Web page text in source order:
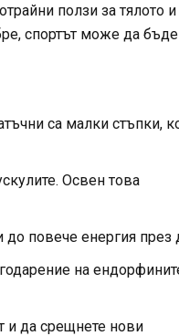
ползи за тялото
спортът може да бъде
са малки стъпки,
Освен това
повече енергия през
на
и да срещнете нови